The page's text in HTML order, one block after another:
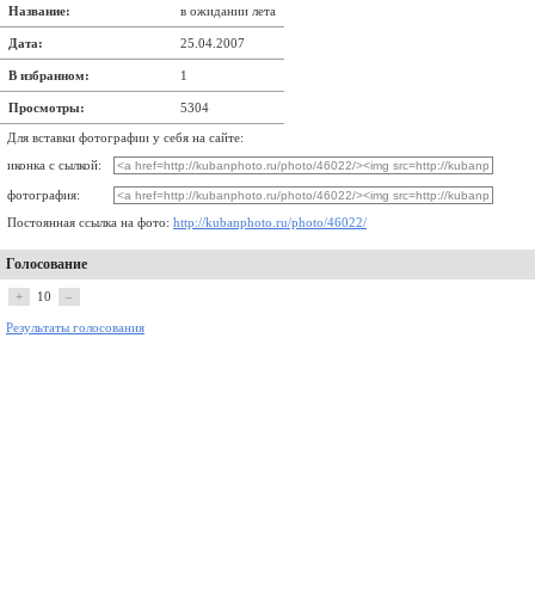
Название: в ожидании лета
Дата: 25.04.2007
В избранном: 1
Просмотры: 5304
Для вставки фотографии у себя на сайте:
иконка с сылкой:
фотография:
Постоянная ссылка на фото: http://kubanphoto.ru/photo/46022/
Голосование
+ 10 –
Результаты голосования